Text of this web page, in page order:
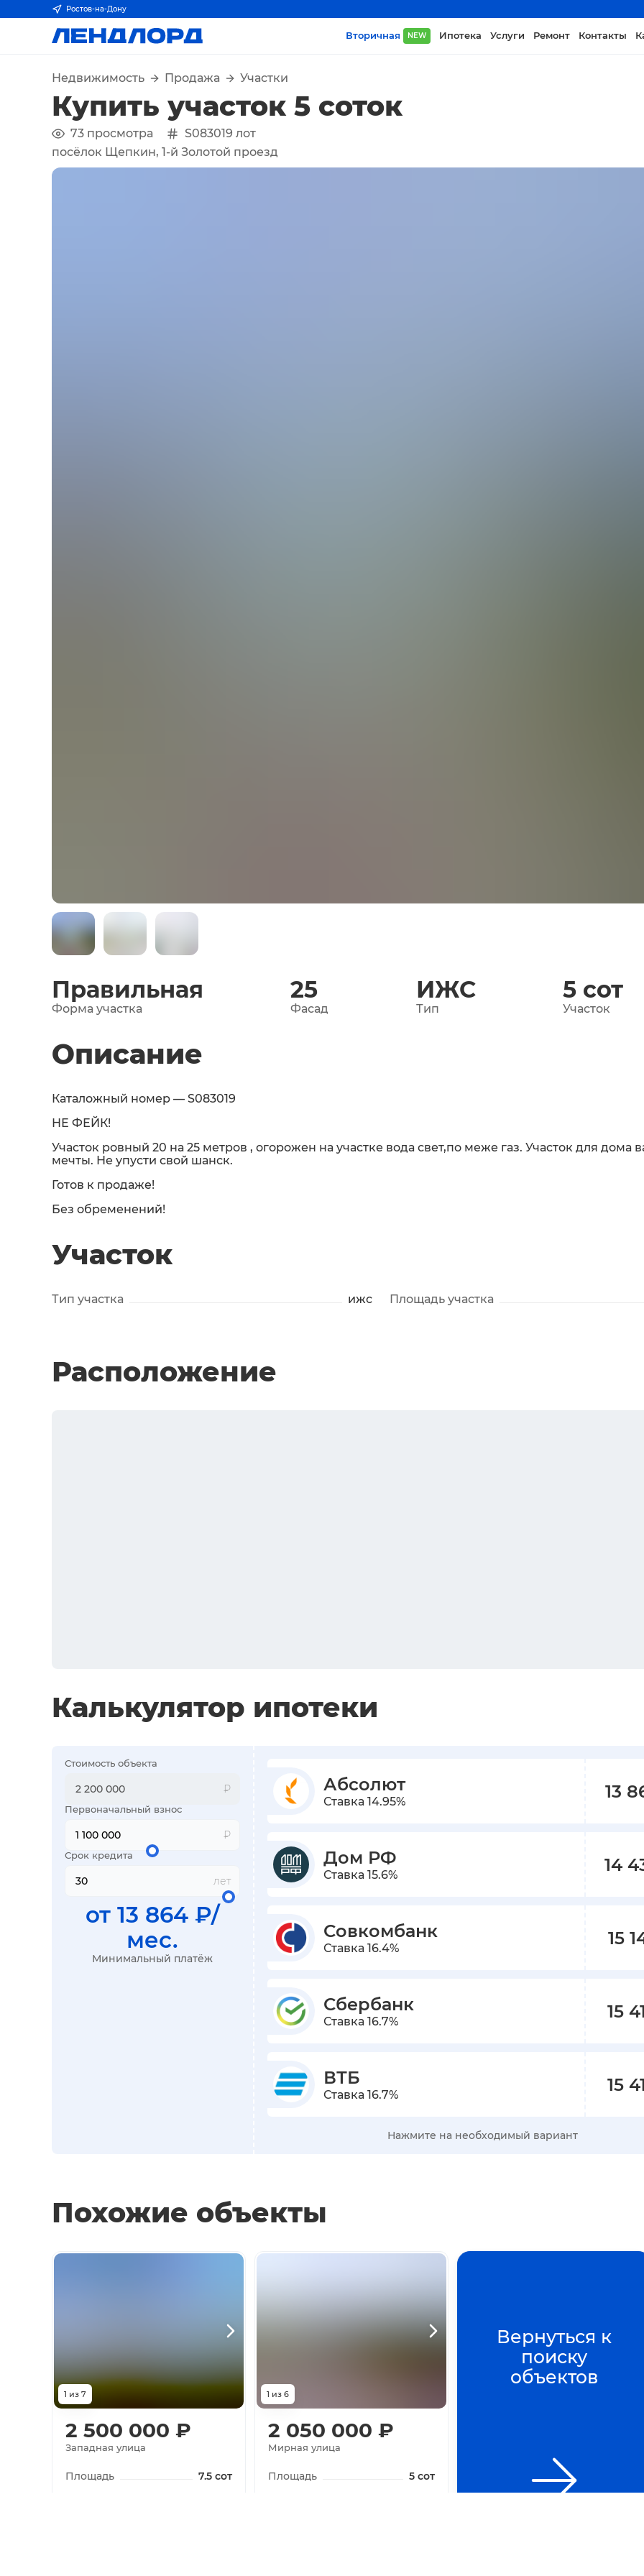
Ростов-на-Дону
Вторичная NEW Ипотека Услуги Ремонт Контакты
Недвижимость Продажа Участки
Купить участок 5 соток
73 просмотра S083019 лот
посёлок Щепкин, 1-й Золотой проезд
Правильная
Форма участка
25
Фасад
ИЖС
Тип
5 сот
Участок
Описание
Каталожный номер — S083019
НЕ ФЕЙК!
Участок ровный 20 на 25 метров , огорожен на участке вода свет,по меже газ. Участок для дома
мечты. Не упусти свой шанск.
Готов к продаже!
Без обременений!
Участок
Тип участка ижс Площадь участка
Расположение
Калькулятор ипотеки
Стоимость объекта
₽
Первоначальный взнос
₽
Срок кредита
лет
от 13 864 ₽/
мес.
Минимальный платёж
Абсолют
Ставка 14.95% 13
Дом РФ
Ставка 15.6% 14
Совкомбанк
Ставка 16.4% 15
Сбербанк
Ставка 16.7% 15
ВТБ
Ставка 16.7% 15
Нажмите на необходимый вариант
Похожие объекты
1 из 7
2 500 000 ₽
Западная улица
Площадь 7.5 сот
1 из 6
2 050 000 ₽
Мирная улица
Площадь 5 сот
Вернуться к
поиску
объектов